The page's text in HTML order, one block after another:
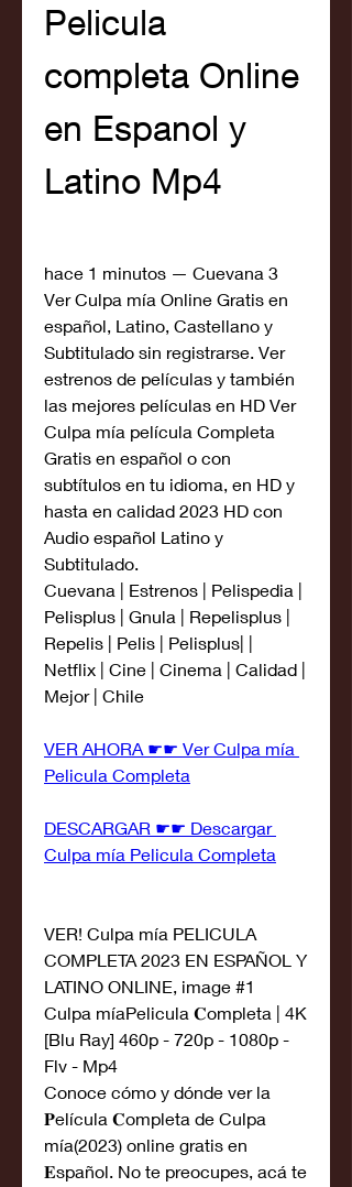
Pelicula
completa Online
en Espanol y
Latino Mp4
hace 1 minutos — Cuevana 3
Ver Culpa mía Online Gratis en
español, Latino, Castellano y
Subtitulado sin registrarse. Ver
estrenos de películas y también
las mejores películas en HD Ver
Culpa mía película Completa
Gratis en español o con
subtítulos en tu idioma, en HD y
hasta en calidad 2023 HD con
Audio español Latino y
Subtitulado.
Cuevana | Estrenos | Pelispedia |
Pelisplus | Gnula | Repelisplus |
Repelis | Pelis | Pelisplus| |
Netflix | Cine | Cinema | Calidad |
Mejor | Chile
VER AHORA ☛☛ Ver Culpa mía
Pelicula Completa
DESCARGAR ☛☛ Descargar
Culpa mía Pelicula Completa
VER! Culpa mía PELICULA
COMPLETA 2023 EN ESPAÑOL Y
LATINO ONLINE, image #1
Culpa míaPelicula 𝐂ompleta | 4K
[Blu Ray] 460p - 720p - 1080p -
Flv - Mp4
Conoce cómo y dónde ver la
𝐏elícula 𝐂ompleta de Culpa
mía(2023) online gratis en
𝐄spañol. No te preocupes, acá te